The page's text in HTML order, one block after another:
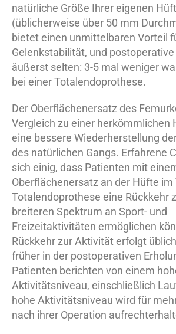
natürliche Größe Ihrer eigenen
(üblicherweise über 50 mm
bietet einen unmittelbaren Vorteil
Gelenkstabilität, und
äußerst selten: 3-5 mal weniger
bei einer Totalendoprothese.
Der Oberflächenersatz des
Vergleich zu einer herkömmlichen
eine bessere Wiederherstellung
des natürlichen Gangs. Erfahrene
sich einig, dass Patienten mit
Oberflächenersatz an der Hüfte im
Totalendoprothese eine Rückkehr
breiteren Spektrum an Sport- und
Freizeitaktivitäten ermöglichen
Rückkehr zur Aktivität erfolgt
früher in der postoperativen
Patienten berichten von einem
Aktivitätsniveau, einschließlich
hohe Aktivitätsniveau wird für
nach ihrer Operation